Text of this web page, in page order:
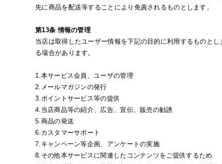
先に商品を配送等することにより免責されるものとします。
第13条 情報の管理
当店は取得したユーザー情報を下記の目的に利用するものと
る場合があります。
1.本サービス会員、ユーザの管理
2.メールマガジンの発行
3.ポイントサービス等の提供
4.当店商品等の紹介、広告、宣伝、販売の勧誘
5.商品の発送
6.カスタマーサポート
7.キャンペーン等企画、アンケートの実施
8.その他本サービスに関連したコンテンツをご提供するため